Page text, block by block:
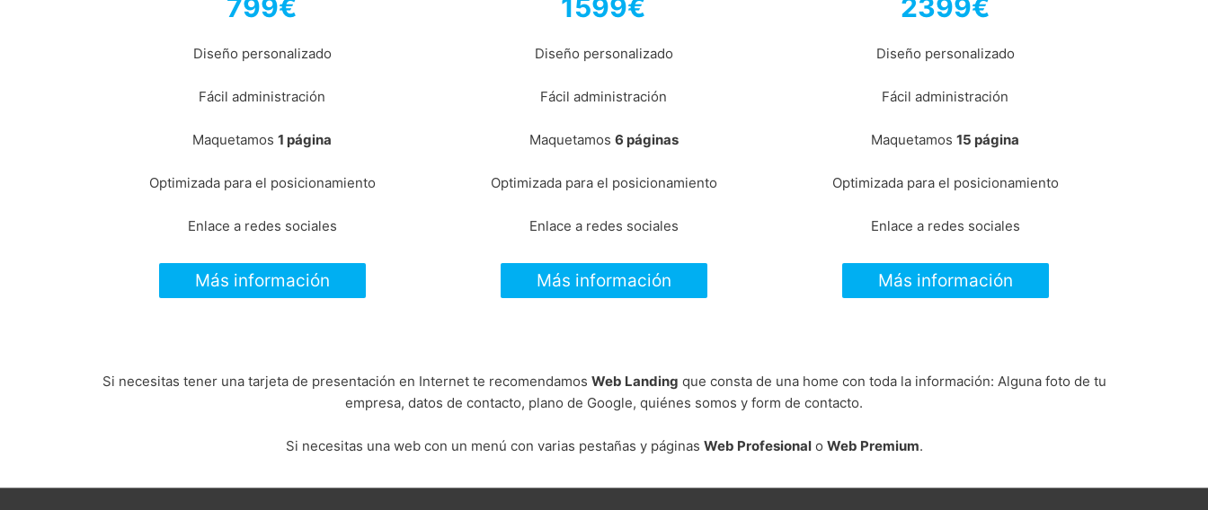
799€
Diseño personalizado
Fácil administración
Maquetamos1 página
Optimizada para el posicionamiento
Enlace a redes sociales
Más información
1599€
Diseño personalizado
Fácil administración
Maquetamos 6 páginas
Optimizada para el posicionamiento
Enlace a redes sociales
Más información
2399€
Diseño personalizado
Fácil administración
Maquetamos15 página
Optimizada para el posicionamiento
Enlace a redes sociales
Más información
Si necesitas tener una tarjeta de presentación en Internet te recomendamos Web Landing que consta de una home con toda la información: Alguna foto de tu
empresa, datos de contacto, plano de Google, quiénes somos y form de contacto.
Si necesitas una web con un menú con varias pestañas y páginas Web Profesionalo Web Premium.